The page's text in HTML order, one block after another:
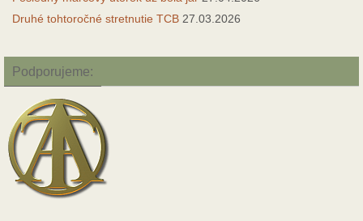
Druhé tohtoročné stretnutie TCB 27.03.2026
Podporujeme: